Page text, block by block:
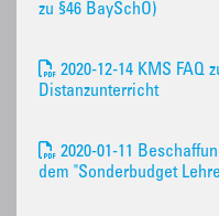
zu §46 BaySchO)
2020-12-14 KMS FAQ
Distanzunterricht
2020-01-11
dem "Sonderbudget